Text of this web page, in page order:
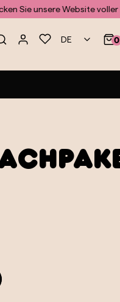
unsere Website voller
DE 0